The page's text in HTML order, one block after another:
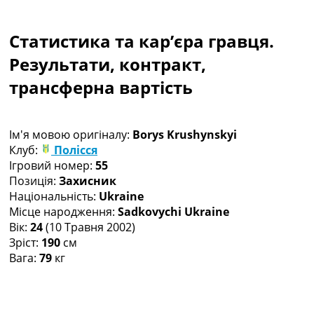
Чемпіонат Світу
Україна. Прем’єр-Ліга
Україна. Перша Ліга
Ліга Чемпіонів
Ще Турніри >>>
Таблиці
Чемпіонат Світу. Турнирні таблиці
Таблиця УПЛ
Перша Ліга
Таблиця АПЛ
Таблиця Ла Ліги
Таблиця Ліги Чемпіонів
Всі таблиці >>>
Статистика та кар’єра гравця.
Результати, контракт,
трансферна вартість
Ім'я мовою оригіналу: Borys Krushynskyi
Клуб:
Полісся
Ігровий номер: 55
Позиція: Захисник
Національність: Ukraine
Місце народження: Sadkovychi Ukraine
Вік: 24(10 Травня 2002)
Зріст: 190 см
Вага: 79 кг